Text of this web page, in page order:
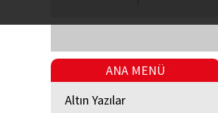
ANA MENÜ
Altın Yazılar